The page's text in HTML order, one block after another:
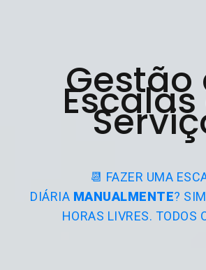
Gestão
📆 FAZER UMA
DIÁRIA MANUALMENTE?
HORAS LIVRES. TODOS